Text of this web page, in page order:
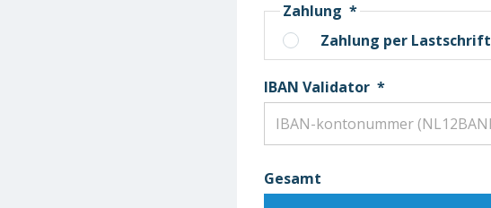
Zahlung *
Zahlung per Lastschrift
IBAN Validator *
Gesamt